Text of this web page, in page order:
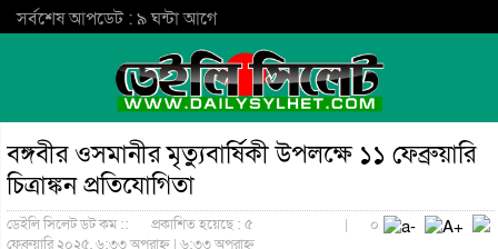
সর্বশেষ আপডেট : ৯ ঘন্টা আগে
বঙ্গবীর ওসমানীর মৃত্যুবার্ষিকী উপলক্ষে ১১ ফেব্রুয়ারি
চিত্রাঙ্কন প্রতিযোগিতা
ডেইলি সিলেট ডট কম ::
প্রকাশিত হয়েছে : ৫
ফেব্রুয়ারি ২০২৫, ৬:৩৩ অপরাহ্ন | ৬:৩৩ অপরাহ্ন
| ০